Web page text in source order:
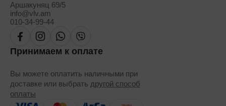
Аршакуняц 69/5
info@vlv.am
010-34-99-44
Принимаем к оплате
Вы можете оплатить наличными при
доставке или выбрать другой способ
оплаты